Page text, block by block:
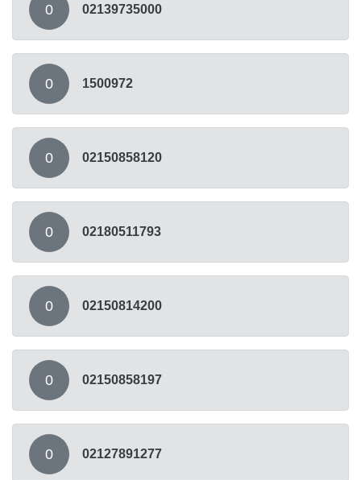
0 02139735000
0 1500972
0 02150858120
0 02180511793
0 02150814200
0 02150858197
0 02127891277